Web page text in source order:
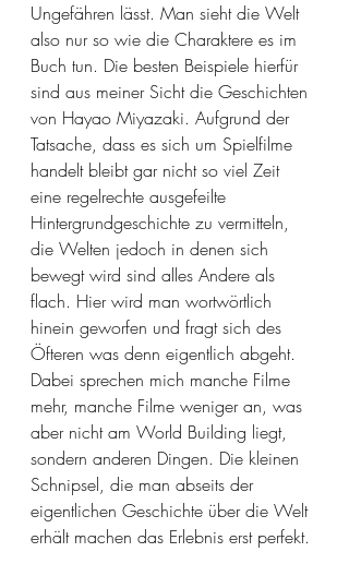
Ungefähren lässt. Man sieht die Welt
also nur so wie die Charaktere es im
Buch tun. Die besten Beispiele hierfür
sind aus meiner Sicht die Geschichten
von Hayao Miyazaki. Aufgrund der
Tatsache, dass es sich um Spielfilme
handelt bleibt gar nicht so viel Zeit
eine regelrechte ausgefeilte
Hintergrundgeschichte zu vermitteln,
die Welten jedoch in denen sich
bewegt wird sind alles Andere als
flach. Hier wird man wortwörtlich
hinein geworfen und fragt sich des
Öfteren was denn eigentlich abgeht.
Dabei sprechen mich manche Filme
mehr, manche Filme weniger an, was
aber nicht am World Building liegt,
sondern anderen Dingen. Die kleinen
Schnipsel, die man abseits der
eigentlichen Geschichte über die Welt
erhält machen das Erlebnis erst perfekt.